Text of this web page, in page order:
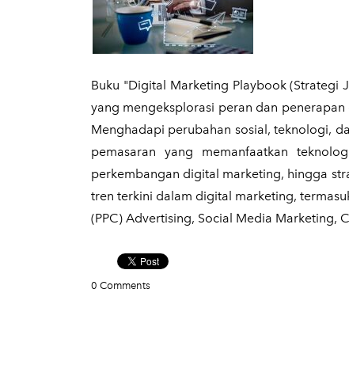
Buku "Digital Marketing Playbook (Strategi
yang mengeksplorasi peran dan
Menghadapi perubahan sosial, teknologi,
pemasaran yang memanfaatkan
perkembangan digital marketing, hingga
tren terkini dalam digital marketing,
(PPC) Advertising, Social Media
0 Comments